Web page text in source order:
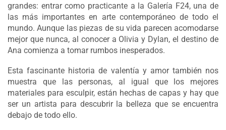
grandes: entrar como practicante a la Galería F24, una de
las más importantes en arte contemporáneo de todo el
mundo. Aunque las piezas de su vida parecen acomodarse
mejor que nunca, al conocer a Olivia y Dylan, el destino de
Ana comienza a tomar rumbos inesperados.
Esta fascinante historia de valentía y amor también nos
muestra que las personas, al igual que los mejores
materiales para esculpir, están hechas de capas y hay que
ser un artista para descubrir la belleza que se encuentra
debajo de todo ello.